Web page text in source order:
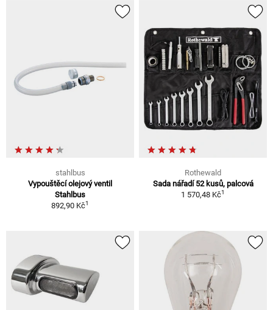
stahlbus
Vypouštěcí olejový ventil
Stahlbus
892,90 Kč1
Rothewald
Sada nářadí 52 kusů, palcová
1 570,48 Kč1